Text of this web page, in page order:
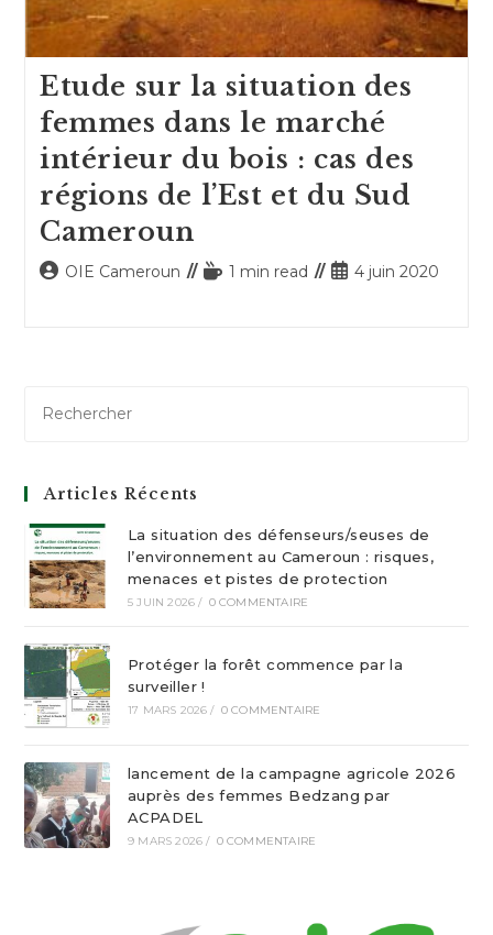
Etude sur la situation des
femmes dans le marché
intérieur du bois : cas des
régions de l’Est et du Sud
Cameroun
Auteur/autrice
OIE Cameroun
Temps1 min read
Publication
4 juin 2020
Articles Récents
La situation des défenseurs/seuses de
l’environnement au Cameroun : risques,
menaces et pistes de protection
5 JUIN 2026 / 0 COMMENTAIRE
Protéger la forêt commence par la
surveiller !
17 MARS 2026 / 0 COMMENTAIRE
lancement de la campagne agricole 2026
auprès des femmes Bedzang par
ACPADEL
9 MARS 2026 / 0 COMMENTAIRE